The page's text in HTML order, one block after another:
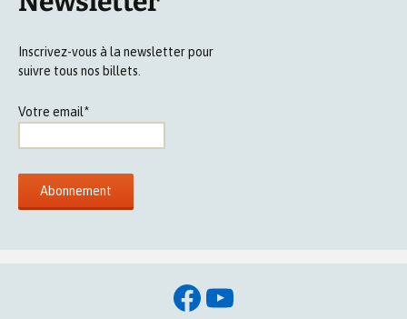
Inscrivez-vous à la newsletter pour
suivre tous nos billets.
Votre email*
Facebook
YouTube